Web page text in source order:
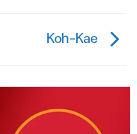
Koh-Kae